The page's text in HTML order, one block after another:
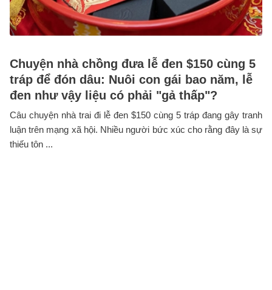
Chuyện nhà chồng đưa lễ đen $150 cùng 5
tráp để đón dâu: Nuôi con gái bao năm, lễ
đen như vậy liệu có phải "gả thấp"?
Câu chuyện nhà trai đi lễ đen $150 cùng 5 tráp đang gây tranh
luận trên mạng xã hội. Nhiều người bức xúc cho rằng đây là sự
thiếu tôn ...